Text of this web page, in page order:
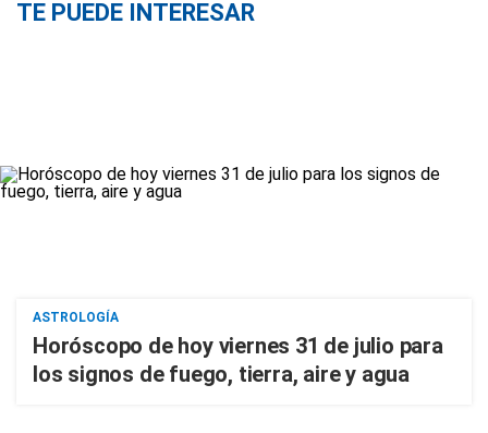
TE PUEDE INTERESAR
ASTROLOGÍA
Horóscopo de hoy viernes 31 de julio para
los signos de fuego, tierra, aire y agua